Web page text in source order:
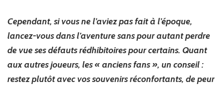
Cependant, si vous ne l’aviez pas fait à l’époque,
lancez-vous dans l’aventure sans pour autant perdre
de vue ses défauts rédhibitoires pour certains. Quant
aux autres joueurs, les « anciens fans », un conseil :
restez plutôt avec vos souvenirs réconfortants, de peur